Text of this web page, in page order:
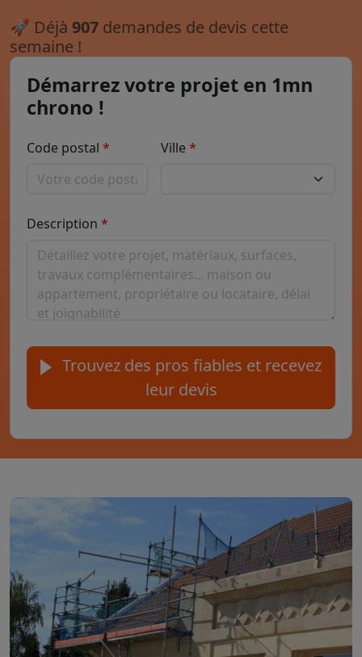
🚀 Déjà 907 demandes de devis cette
semaine !
Démarrez votre projet en 1mn
chrono !
Code postal Ville
Description
Trouvez des pros fiables et recevez
leur devis